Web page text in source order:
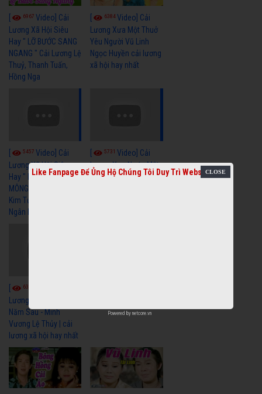
6967 Video] Cải
Lương Xã Hội Siêu
Hay " LỠ BƯỚC SANG
NGANG " Cải Lương Lệ
Thuỷ, Thanh Tuấn,
Hồng Nga
6384Video] Cải
Lương Xưa Một Thuở
Yêu Người Vũ Linh
Ngọc Huyền cải lương
xã hội hay nhất
5457 Video] Cải
Lương Xã Hội Siêu
Hay " BỂ HẬN MÊNH
MÔNG " Cải Lương
Kim Tử Long, Thanh
Ngân Hay Nhất
5731Video] Cải
Lương Xưa Nước Mắt
Chiều Ly Biệt Minh
6320
Lương Xưa : Rồi 30
Năm Sau - Minh
Vương Lệ Thủy | cải
lương xã hội hay nhất
Like Fanpage Để Ủng Hộ Chúng Tôi Duy Trì Website
Powered by netcore.vn